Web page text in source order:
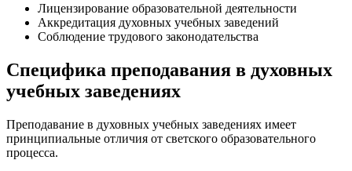
Лицензирование образовательной деятельности
Аккредитация духовных учебных заведений
Соблюдение трудового законодательства
Специфика преподавания в духовных
учебных заведениях
Преподавание в духовных учебных заведениях имеет
принципиальные отличия от светского образовательного
процесса.